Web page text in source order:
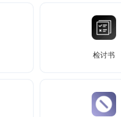
检讨书